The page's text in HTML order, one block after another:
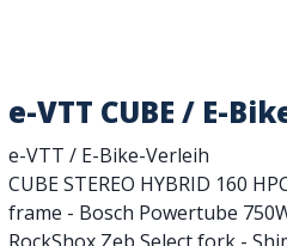
e-VTT CUBE / E-
e-VTT / E-Bike-Verleih
CUBE STEREO HYBRID 160
frame - Bosch Powertube